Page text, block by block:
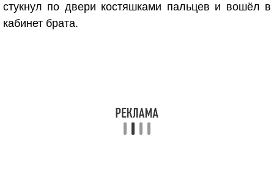
стукнул по двери костяшками пальцев и вошёл в
кабинет брата.